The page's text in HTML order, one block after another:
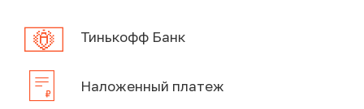
Тинькофф Банк
Наложенный платеж